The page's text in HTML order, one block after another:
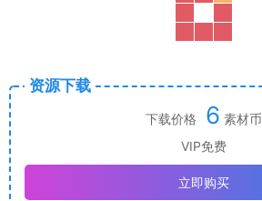
资源下载
下载价格 6 素材币
VIP免费
立即购买